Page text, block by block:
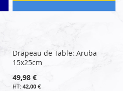
Drapeau de Table: Aruba
15x25cm
49,98 €
42,00 €